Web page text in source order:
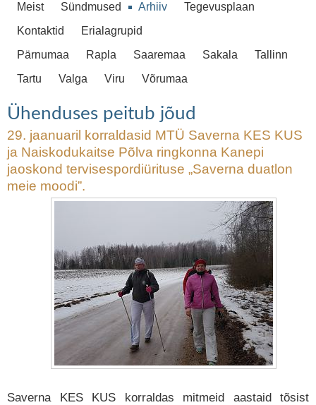
Meist
Sündmused Arhiiv
Tegevusplaan
Kontaktid
Erialagrupid
Pärnumaa
Rapla Saaremaa Sakala
Tallinn
Tartu
Valga Viru Võrumaa
Ühenduses peitub jõud
29. jaanuaril korraldasid MTÜ Saverna KES KUS
ja Naiskodukaitse Põlva ringkonna Kanepi
jaoskond tervisespordiürituse „Saverna duatlon
meie moodi”.
Saverna KES KUS korraldas mitmeid aastaid tõsist